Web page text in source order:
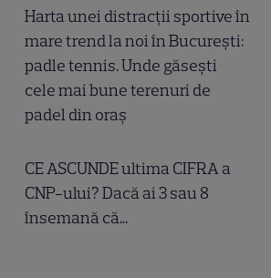
Harta unei distracții sportive în
mare trend la noi în București:
padle tennis. Unde găsești
cele mai bune terenuri de
padel din oraș
CE ASCUNDE ultima CIFRA a
CNP-ului? Dacă ai 3 sau 8
însemană că...